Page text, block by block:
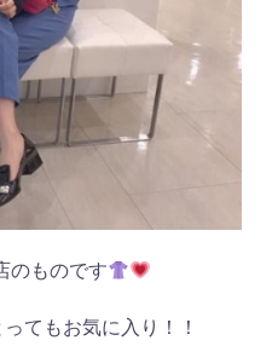
のものです
てもお気に入り！！